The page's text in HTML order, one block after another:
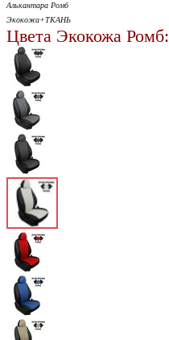
Алькантара Ромб
Экокожа+ТКАНЬ
Цвета Экокожа Ромб: